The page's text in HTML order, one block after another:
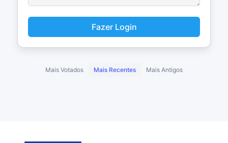
Fazer Login
Mais Votados Mais Recentes Mais Antigos